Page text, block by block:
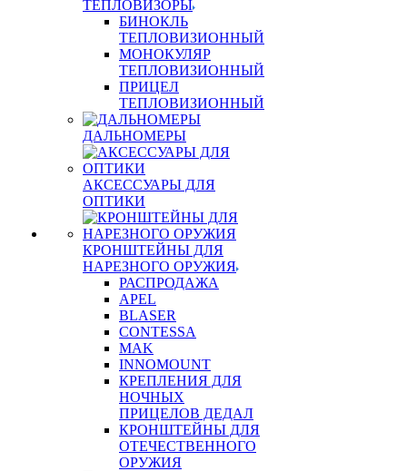
ТЕПЛОВИЗОРЫ
БИНОКЛЬ
ТЕПЛОВИЗИОННЫЙ
МОНОКУЛЯР
ТЕПЛОВИЗИОННЫЙ
ПРИЦЕЛ
ТЕПЛОВИЗИОННЫЙ
ДАЛЬНОМЕРЫ
АКСЕССУАРЫ ДЛЯ
ОПТИКИ
КРОНШТЕЙНЫ ДЛЯ
НАРЕЗНОГО ОРУЖИЯ
РАСПРОДАЖА
APEL
BLASER
CONTESSA
MAK
INNOMOUNT
КРЕПЛЕНИЯ ДЛЯ
НОЧНЫХ
ПРИЦЕЛОВ ДЕДАЛ
КРОНШТЕЙНЫ ДЛЯ
ОТЕЧЕСТВЕННОГО
ОРУЖИЯ